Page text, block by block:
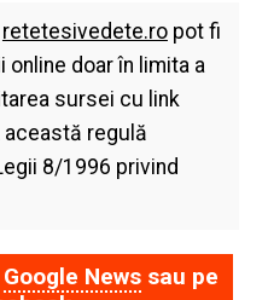
retetesivedete.ropot fi
doar în limita a
sursei cu link
această regulă
8/1996 privind
Google Newssau pe